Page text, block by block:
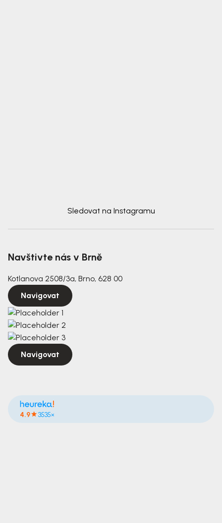
Sledovat na Instagramu
Navštivte nás v Brně
Kotlanova 2508/3a, Brno, 628 00
Navigovat
Navigovat
4.9 3535×